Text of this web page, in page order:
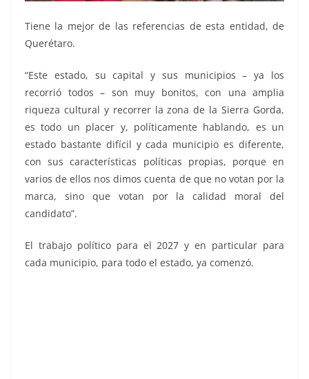
Tiene la mejor de las referencias de esta entidad, de
Querétaro.
“Este estado, su capital y sus municipios – ya los
recorrió todos – son muy bonitos, con una amplia
riqueza cultural y recorrer la zona de la Sierra Gorda,
es todo un placer y, políticamente hablando, es un
estado bastante difícil y cada municipio es diferente,
con sus características políticas propias, porque en
varios de ellos nos dimos cuenta de que no votan por la
marca, sino que votan por la calidad moral del
candidato”.
El trabajo político para el 2027 y en particular para
cada municipio, para todo el estado, ya comenzó.